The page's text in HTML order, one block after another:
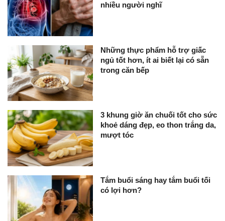
nhiều người nghĩ
Những thực phẩm hỗ trợ giấc
ngủ tốt hơn, ít ai biết lại có sẵn
trong căn bếp
3 khung giờ ăn chuối tốt cho sức
khoẻ dáng đẹp, eo thon trắng da,
mượt tóc
Tắm buổi sáng hay tắm buổi tối
có lợi hơn?